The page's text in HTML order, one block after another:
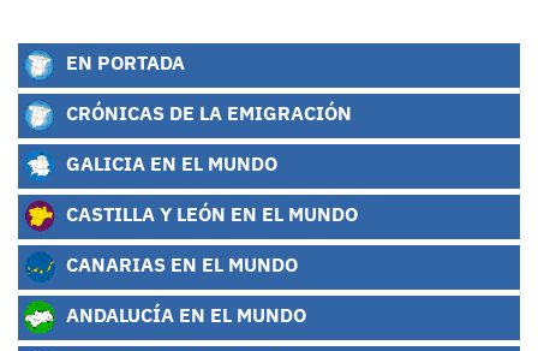
EN PORTADA
CRÓNICAS DE LA EMIGRACIÓN
GALICIA EN EL MUNDO
CASTILLA Y LEÓN EN EL MUNDO
CANARIAS EN EL MUNDO
ANDALUCÍA EN EL MUNDO